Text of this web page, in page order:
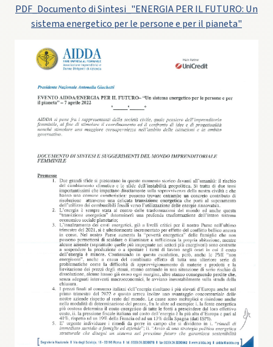
PDF_Documento di Sintesi_"ENERGIA PER IL FUTURO: Un
sistema energetico per le persone e per il pianeta"